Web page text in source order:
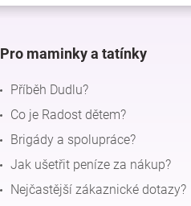
Pro maminky a tatínky
Příběh Dudlu?
Co je Radost dětem?
Brigády a spolupráce?
Jak ušetřit peníze za nákup?
Nejčastější zákaznické dotazy?